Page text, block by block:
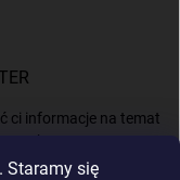
Staramy się
ci informacje na temat
e-shop.